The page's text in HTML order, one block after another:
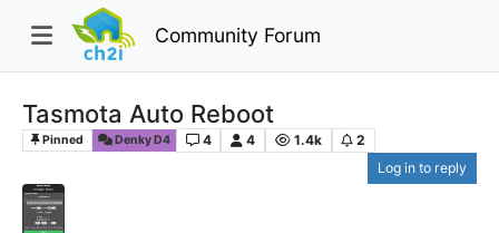
Community Forum
Tasmota Auto Reboot
Pinned Denky D4 4 4 1.4k
2
Log in to reply